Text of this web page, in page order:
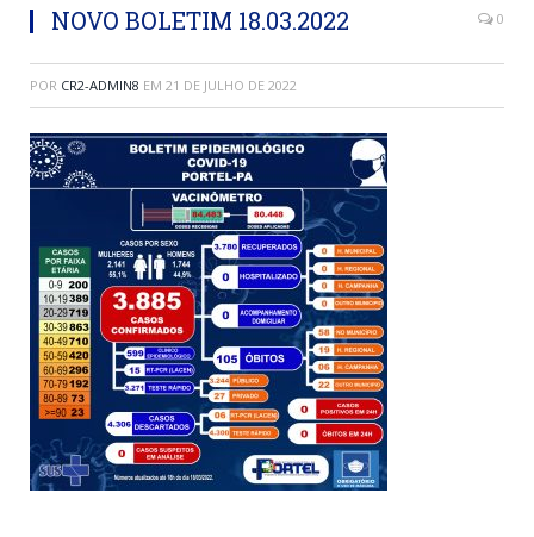
NOVO BOLETIM 18.03.2022 0
POR CR2-ADMIN8 EM 21 DE JULHO DE 2022